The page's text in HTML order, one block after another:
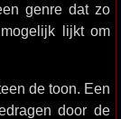
genre dat zo
lijkt om
de toon. Een
door de